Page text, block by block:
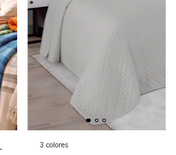
3 colores